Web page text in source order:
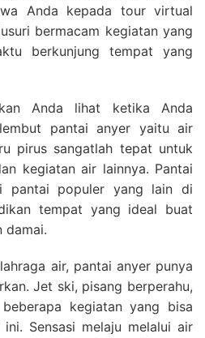
Anda kepada tour virtual
bermacam kegiatan yang
berkunjung tempat yang
Anda lihat ketika Anda
pantai anyer yaitu air
pirus sangatlah tepat untuk
kegiatan air lainnya. Pantai
pantai populer yang lain di
tempat yang ideal buat
damai.
air, pantai anyer punya
Jet ski, pisang berperahu,
kegiatan yang bisa
Sensasi melaju melalui air